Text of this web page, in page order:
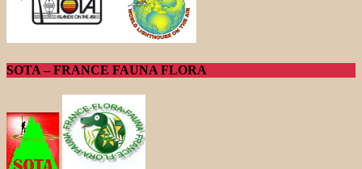
SOTA – FRANCE FAUNA FLORA